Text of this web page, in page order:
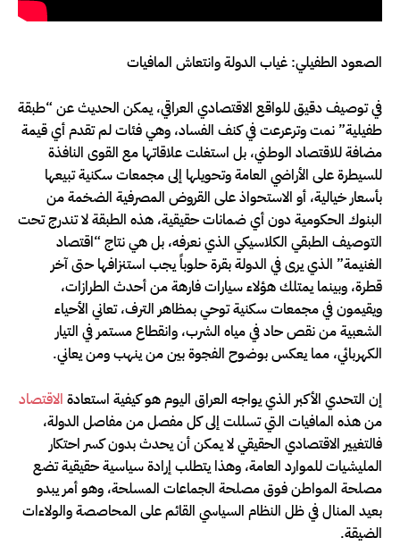
الصعود الطفيلي: غياب الدولة وانتعاش المافيات
في توصيف دقيق للواقع الاقتصادي العراقي، يمكن الحديث عن “طبقة
طفيلية” نمت وترعرعت في كنف الفساد، وهي فئات لم تقدم أي قيمة
مضافة للاقتصاد الوطني، بل استغلت علاقاتها مع القوى النافذة
للسيطرة على الأراضي العامة وتحويلها إلى مجمعات سكنية تبيعها
بأسعار خيالية، أو الاستحواذ على القروض المصرفية الضخمة من
البنوك الحكومية دون أي ضمانات حقيقية، هذه الطبقة لا تندرج تحت
التوصيف الطبقي الكلاسيكي الذي نعرفه، بل هي نتاج “اقتصاد
الغنيمة” الذي يرى في الدولة بقرة حلوباً يجب استنزافها حتى آخر
قطرة، وبينما يمتلك هؤلاء سيارات فارهة من أحدث الطرازات،
ويقيمون في مجمعات سكنية توحي بمظاهر الترف، تعاني الأحياء
الشعبية من نقص حاد في مياه الشرب، وانقطاع مستمر في التيار
الكهربائي، مما يعكس بوضوح الفجوة بين من ينهب ومن يعاني.
إن التحدي الأكبر الذي يواجه العراق اليوم هو كيفية استعادة الاقتصاد
من هذه المافيات التي تسللت إلى كل مفصل من مفاصل الدولة،
فالتغيير الاقتصادي الحقيقي لا يمكن أن يحدث بدون كسر احتكار
المليشيات للموارد العامة، وهذا يتطلب إرادة سياسية حقيقية تضع
مصلحة المواطن فوق مصلحة الجماعات المسلحة، وهو أمر يبدو
بعيد المنال في ظل النظام السياسي القائم على المحاصصة والولاءات
الضيقة.